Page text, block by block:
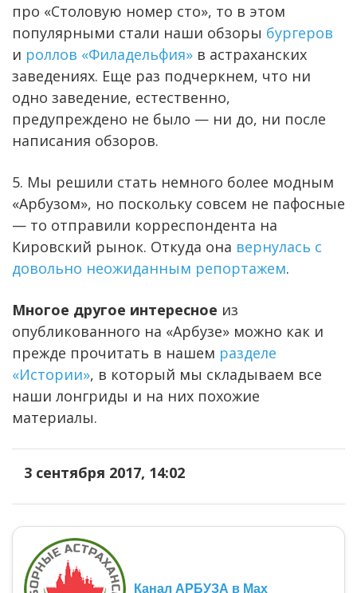
про «Столовую номер сто», то в этом
популярными стали наши обзоры бургеров
и роллов «Филадельфия» в астраханских
заведениях. Еще раз подчеркнем, что ни
одно заведение, естественно,
предупреждено не было — ни до, ни после
написания обзоров.
5. Мы решили стать немного более модным
«Арбузом», но поскольку совсем не пафосные
— то отправили корреспондента на
Кировский рынок. Откуда она вернулась с
довольно неожиданным репортажем.
Многое другое интересное из
опубликованного на «Арбузе» можно как и
прежде прочитать в нашем разделе
«Истории», в который мы складываем все
наши лонгриды и на них похожие
материалы.
3 сентября 2017, 14:02
Канал АРБУЗА в Max